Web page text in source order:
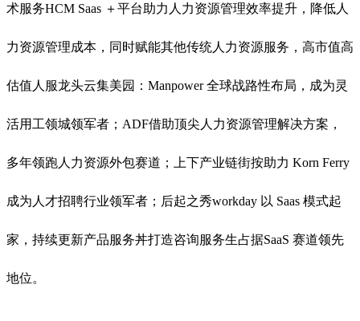
术服务HCM Saas ＋平台助力人力资源管理效率提升，降低人
力资源管理成本，同时赋能其他传统人力资源服务，高市值高
估值人服龙头云集美园：Manpower 全球战路性布局，成为灵
活用工领城领军者；ADF借助顶尖人力资源管理解决方案，
多年领跑人力资源外包赛道；上下产业链街按助力 Korn Ferry
成为人才招聘行业领军者；后起之秀workday 以 Saas 模式起
家，持续更新产品服务丼打造咨询服务生占据SaaS 赛道领先
地位。